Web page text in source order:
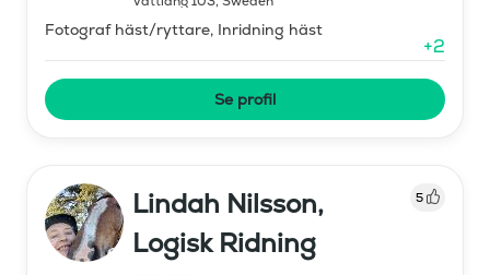
Fotograf häst/ryttare, Inridning häst
+2
Se profil
Lindah Nilsson,
Logisk Ridning
5